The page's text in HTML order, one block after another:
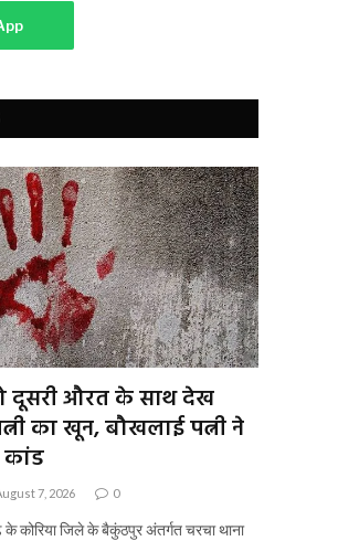
दूसरी औरत के साथ देख
का खून, बौखलाई पत्नी ने
7, 2026 0
के कोरिया जिले के बैकुंठपुर अंतर्गत चरचा थाना